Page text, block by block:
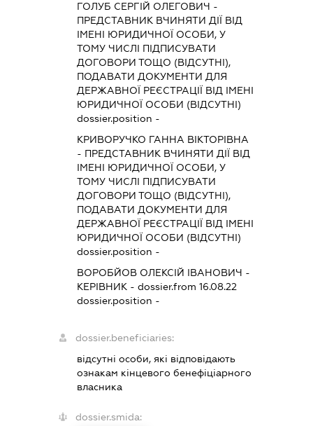
ГОЛУБ СЕРГІЙ ОЛЕГОВИЧ -
ПРЕДСТАВНИК ВЧИНЯТИ ДІЇ ВІД
ІМЕНІ ЮРИДИЧНОЇ ОСОБИ, У
ТОМУ ЧИСЛІ ПІДПИСУВАТИ
ДОГОВОРИ ТОЩО (ВІДСУТНІ),
ПОДАВАТИ ДОКУМЕНТИ ДЛЯ
ДЕРЖАВНОЇ РЕЄСТРАЦІЇ ВІД ІМЕНІ
ЮРИДИЧНОЇ ОСОБИ (ВІДСУТНІ)
dossier.position -
КРИВОРУЧКО ГАННА ВІКТОРІВНА
- ПРЕДСТАВНИК ВЧИНЯТИ ДІЇ ВІД
ІМЕНІ ЮРИДИЧНОЇ ОСОБИ, У
ТОМУ ЧИСЛІ ПІДПИСУВАТИ
ДОГОВОРИ ТОЩО (ВІДСУТНІ),
ПОДАВАТИ ДОКУМЕНТИ ДЛЯ
ДЕРЖАВНОЇ РЕЄСТРАЦІЇ ВІД ІМЕНІ
ЮРИДИЧНОЇ ОСОБИ (ВІДСУТНІ)
dossier.position -
ВОРОБЙОВ ОЛЕКСІЙ ІВАНОВИЧ -
КЕРІВНИК - dossier.from 16.08.22
dossier.position -
dossier.beneficiaries:
відсутні особи, які відповідають
ознакам кінцевого бенефіціарного
власника
dossier.smida: